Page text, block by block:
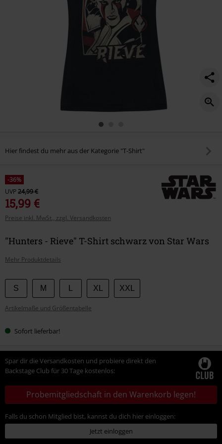
Hier findest du mehr aus der Kategorie "T-Shirt"
-36%
UVP24,99 €
15,99 €
Preise inkl. MwSt., zzgl. Versandkosten
"Hunters - Rieve" T-Shirt schwarz von Star Wars
Mehr Produktdetails
Wähle
deine
Größe
S M XL XXL
Artikelmaße und Größentabelle
Sofort lieferbar!
Spar dir die Versandkosten und probiere direkt den
Backstage Club für 30 Tage kostenlos:
Probemitgliedschaft in den Warenkorb legen!
Falls du schon Mitglied bist, kannst du dich hier einloggen:
Jetzt einloggen